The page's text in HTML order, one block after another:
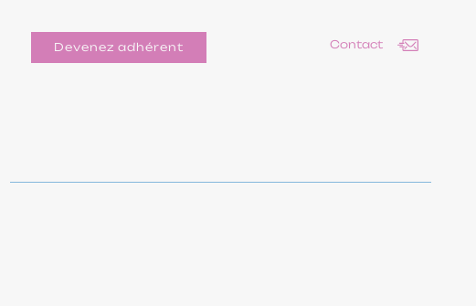
Devenez adhérent Contact